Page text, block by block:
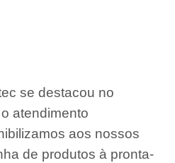
se destacou no
atendimento
aos nossos
de produtos à pronta-